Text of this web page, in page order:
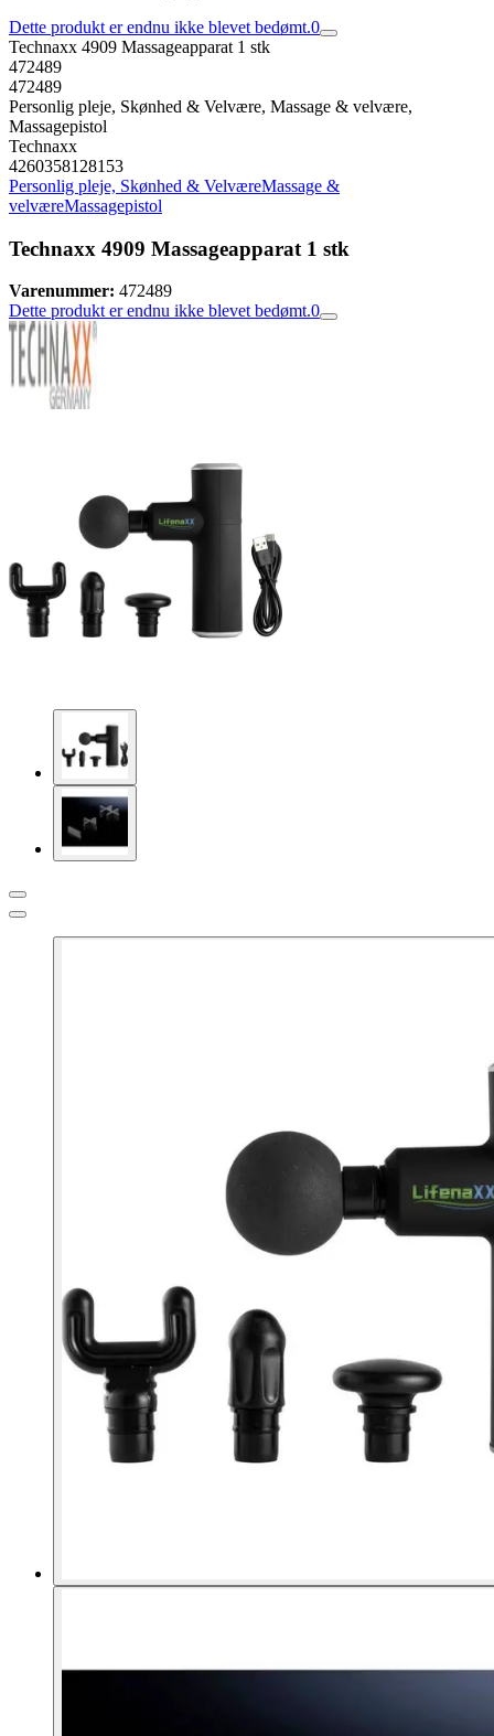
Dette produkt er endnu ikke blevet bedømt.0
Technaxx 4909 Massageapparat 1 stk
472489
472489
Personlig pleje, Skønhed & Velvære, Massage & velvære,
Massagepistol
Technaxx
4260358128153
Personlig pleje, Skønhed & VelværeMassage &
velværeMassagepistol
Technaxx 4909 Massageapparat 1 stk
Varenummer: 472489
Dette produkt er endnu ikke blevet bedømt.0